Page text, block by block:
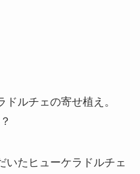
ルチェの寄せ植え。
いたヒューケラドルチェ